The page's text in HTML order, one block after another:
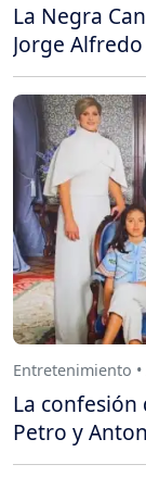
La Negra
Jorge
Entretenimiento •
La confesión
Petro y